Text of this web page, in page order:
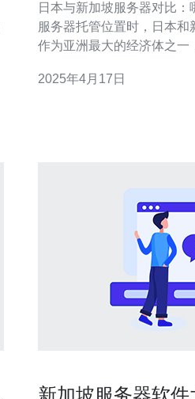
日本与新加坡服务器对比：哪
服务器托管位置时，日本
作为亚洲最大的经济体之一
拥有稳定的政治环境和先进
2025年4月17日
新加坡服务器软件